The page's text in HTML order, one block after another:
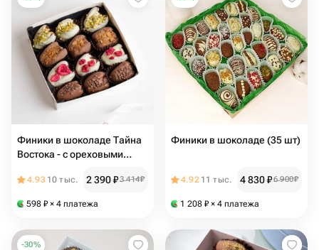
Финики в шоколаде Тайна
Востока - с ореховыми
4.93 10 тыс. 2 390₽3 414₽
598 ₽ × 4 платежа
Финики в шоколаде (35 шт)
4.92 11 тыс. 4 830₽6 900₽
1 208 ₽ × 4 платежа
-30%